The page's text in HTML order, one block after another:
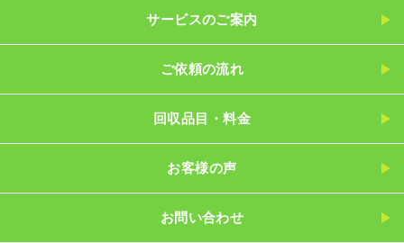
サービスのご案内
ご依頼の流れ
回収品目・料金
お客様の声
お問い合わせ